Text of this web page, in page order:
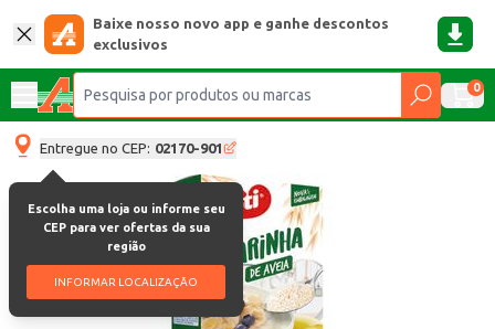
Baixe nosso novo app e ganhe descontos
exclusivos
0
Entregue no CEP: 02170-901
Escolha uma loja ou informe seu
CEP para ver ofertas da sua
região
INFORMAR LOCALIZAÇÃO